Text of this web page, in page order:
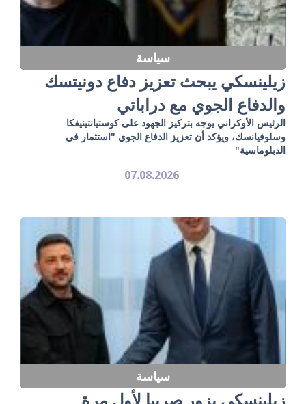
سياسة
زيلينسكي يبحث تعزيز دفاع دونيتسك
والدفاع الجوي مع دراباتي
الرئيس الأوكراني يوجه بتركيز الجهود على كوستيانتينيفكا
وسلوفيانسك، ويؤكد أن تعزيز الدفاع الجوي "استثمار في
الدبلوماسية"
07.08.2026
سياسة
زيلينسكي يزور صربيا لأول مرة